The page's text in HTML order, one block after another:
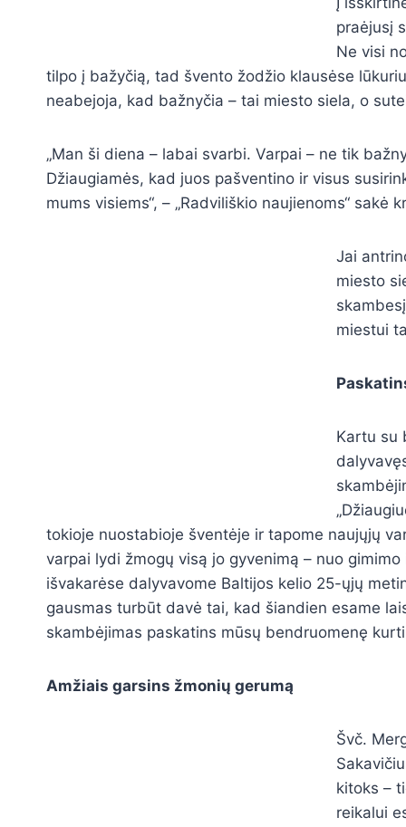
praėjusį
Ne visi
tilpo į bažyčią, tad švento žodžio klausėse
neabejoja, kad bažnyčia – tai miesto siela, o
„Man ši diena – labai svarbi. Varpai – ne tik
Džiaugiamės, kad juos pašventino ir visus
mums visiems“, – „Radviliškio naujienoms“ sakė
Jai
miesto
miestui
Kartu su
tokioje nuostabioje šventėje ir tapome naujųjų
varpai lydi žmogų visą jo gyvenimą – nuo
išvakarėse dalyvavome Baltijos kelio 25-ųjų
gausmas turbūt davė tai, kad šiandien esame
skambėjimas paskatins mūsų bendruomenę
Amžiais garsins žmonių gerumą
Švč.
kitoks –
reikalui